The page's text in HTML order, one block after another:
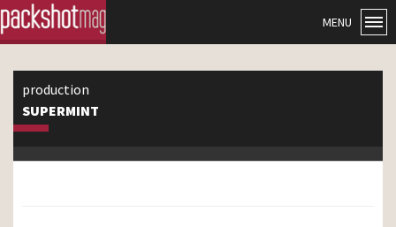
MENU
production
SUPERMINT